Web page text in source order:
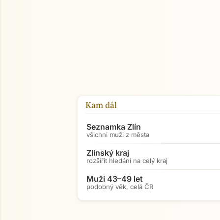
Kam dál
Seznamka Zlín
všichni muži z města
Zlínský kraj
rozšířit hledání na celý kraj
Muži 43–49 let
podobný věk, celá ČR